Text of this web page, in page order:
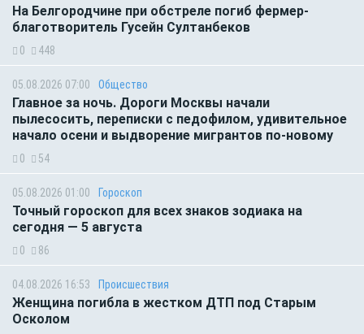
На Белгородчине при обстреле погиб фермер-
благотворитель Гусейн Султанбеков
0 448
05.08.2026 07:00 Общество
Главное за ночь. Дороги Москвы начали
пылесосить, переписки с педофилом, удивительное
начало осени и выдворение мигрантов по-новому
0 54
05.08.2026 01:00 Гороскоп
Точный гороскоп для всех знаков зодиака на
сегодня — 5 августа
0 86
04.08.2026 16:53 Происшествия
Женщина погибла в жестком ДТП под Старым
Осколом